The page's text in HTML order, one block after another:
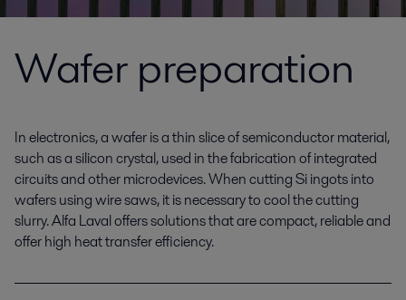
Wafer preparation
In electronics, a wafer is a thin slice of semiconductor material,
such as a silicon crystal, used in the fabrication of integrated
circuits and other microdevices. When cutting Si ingots into
wafers using wire saws, it is necessary to cool the cutting
slurry. Alfa Laval offers solutions that are compact, reliable and
offer high heat transfer efficiency.